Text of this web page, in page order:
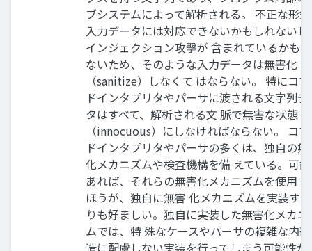
ブシステムによって解析される。 不正な形
入力データには対応できないかもしれないし
インジェクション攻撃が 含まれているかも
ないため、そのような入力データは無害化
（sanitize）しなくて はならない。 特にコ
ドインタプリタやパーサに渡される文字列デ
タはすべて、解析される文 脈で無害な状態
（innocuous）にしなければならない。 コ
ドインタプリタやパーサの多くは、独自の無
化メカニズムや検査機構を備 えている。可
あれば、それらの無害化メカニズムを使用す
ほうが、独自に無害 化メカニズムを実装す
りも好ましい。独自に実装した無害化メカニ
ムでは、特 殊なケースやパーサの複雑な内
造に配慮しない実装を行ってしまう可能性が